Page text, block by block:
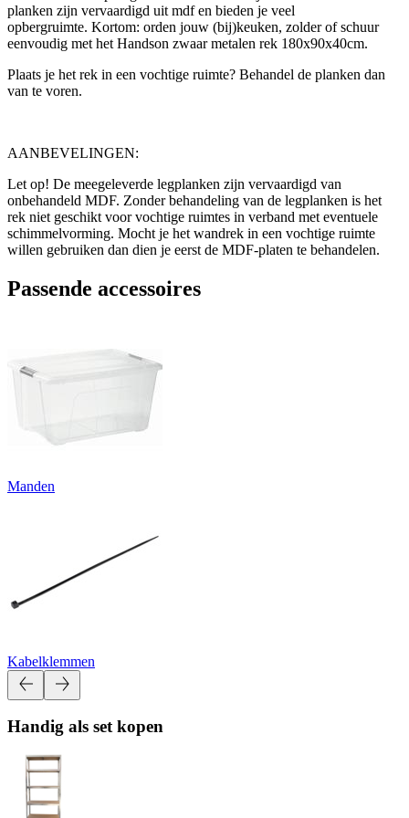
planken zijn vervaardigd uit mdf en bieden je veel
opbergruimte. Kortom: orden jouw (bij)keuken, zolder of schuur
eenvoudig met het Handson zwaar metalen rek 180x90x40cm.
Plaats je het rek in een vochtige ruimte? Behandel de planken dan
van te voren.
AANBEVELINGEN:
Let op! De meegeleverde legplanken zijn vervaardigd van
onbehandeld MDF. Zonder behandeling van de legplanken is het
rek niet geschikt voor vochtige ruimtes in verband met eventuele
schimmelvorming. Mocht je het wandrek in een vochtige ruimte
willen gebruiken dan dien je eerst de MDF-platen te behandelen.
Passende accessoires
Manden
Kabelklemmen
Handig als set kopen